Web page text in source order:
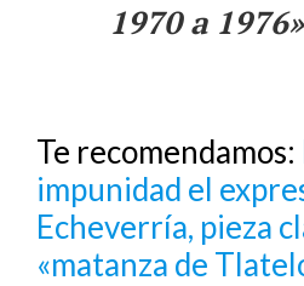
1970 a
Te recomendamos:
impunidad el
Echeverría, pieza
«matanza de